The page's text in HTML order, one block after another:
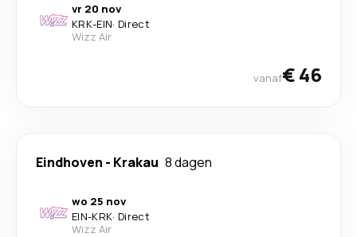
vr 20 nov
KRK-EIN· Direct
Wizz Air
vanaf€ 46
Eindhoven - Krakau 8 dagen
wo 25 nov
EIN-KRK· Direct
Wizz Air